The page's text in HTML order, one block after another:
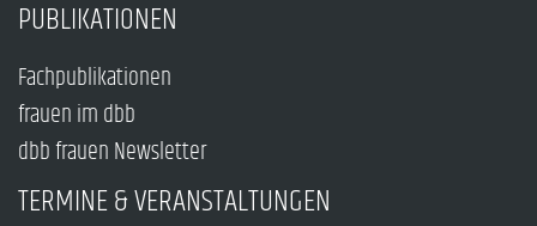
PUBLIKATIONEN
Fachpublikationen
frauen im dbb
dbb frauen Newsletter
TERMINE & VERANSTALTUNGEN